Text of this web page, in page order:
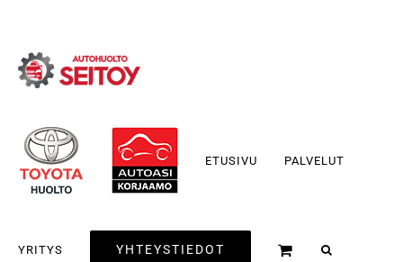
content
ETUSIVU PALVELUT
YRITYS YHTEYSTIEDOT